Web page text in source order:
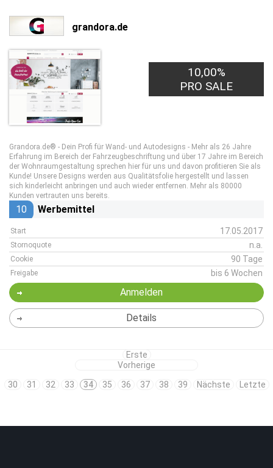
grandora.de
10,00%
PRO SALE
Grandora.de® - Dein Profi für Wand- und Autodesigns - Mehr als 26 Jahre
Erfahrung im Bereich der Fahrzeugbeschriftung und über 17 Jahre im Bereich
der Wohnraumgestaltung sprechen hier für uns und davon profitieren Sie als
Kunde! Unsere Designs werden aus Qualitätsfolie hergestellt und lassen
sich kinderleicht anbringen und auch wieder entfernen. Mehr als 80000
Kunden vertrauten uns bereits.
10 Werbemittel
Start 17.05.2017
Stornoquote n.a.
Cookie 90 Tage
Freigabe bis 6 Wochen
Anmelden
Details
Erste
Vorherige
30
31 32 33 34 35 36 37 38 39 Nächste Letzte